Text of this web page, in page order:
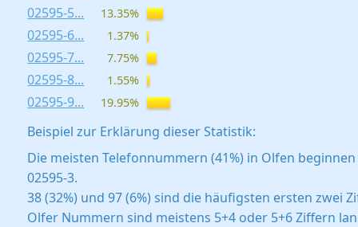
02595-5... 13.35%
02595-6... 1.37%
02595-7... 7.75%
02595-8... 1.55%
02595-9... 19.95%
Beispiel zur Erklärung dieser Statistik:
Die meisten Telefonnummern (41%) in Olfen
02595-3.
38 (32%) und 97 (6%) sind die häufigsten ersten zwei
Olfer Nummern sind meistens 5+4 oder 5+6 Ziffern